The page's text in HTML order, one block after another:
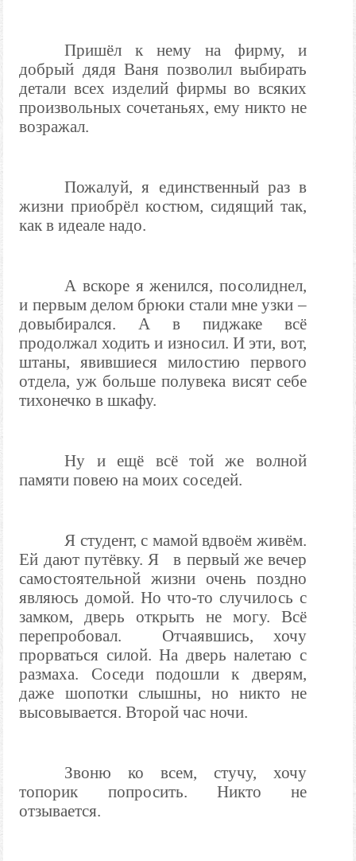
Пришёл к нему на фирму, и
добрый дядя Ваня позволил выбирать
детали всех изделий фирмы во всяких
произвольных сочетаньях, ему никто не
возражал.
Пожалуй, я единственный раз в
жизни приобрёл костюм, сидящий так,
как в идеале надо.
А вскоре я женился, посолиднел,
и первым делом брюки стали мне узки –
довыбирался. А в пиджаке всё
продолжал ходить и износил. И эти, вот,
штаны, явившиеся милостию первого
отдела, уж больше полувека висят себе
тихонечко в шкафу.
Ну и ещё всё той же волной
памяти повею на моих соседей.
Я студент, с мамой вдвоём живём.
Ей дают путёвку. Я
в первый же вечер
самостоятельной жизни очень поздно
являюсь домой. Но что-то случилось с
замком, дверь открыть не могу. Всё
перепробовал.
Отчаявшись, хочу
прорваться силой. На дверь налетаю с
размаха. Соседи подошли к дверям,
даже шопотки слышны, но никто не
высовывается. Второй час ночи.
Звоню ко всем, стучу, хочу
топорик попросить. Никто не
отзывается.